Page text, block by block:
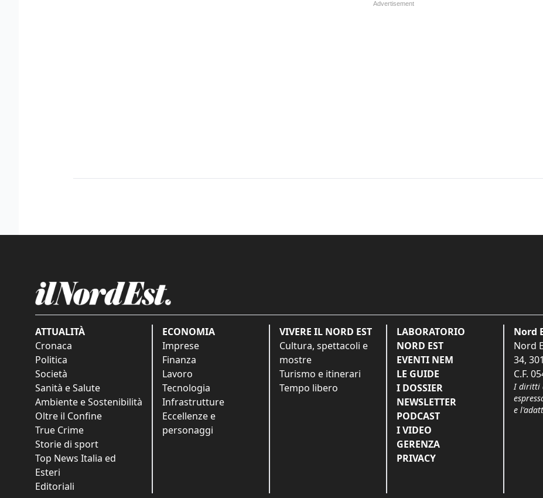
ATTUALITÀ
Cronaca
Politica
Società
Sanità e Salute
Ambiente e Sostenibilità
Oltre il Confine
True Crime
Storie di sport
Top News Italia ed
Esteri
Editoriali
ECONOMIA
Imprese
Finanza
Lavoro
Tecnologia
Infrastrutture
Eccellenze e
personaggi
VIVERE IL NORD EST
Cultura, spettacoli e
mostre
Turismo e itinerari
Tempo libero
LABORATORIO
NORD EST
EVENTI NEM
LE GUIDE
I DOSSIER
NEWSLETTER
PODCAST
I VIDEO
GERENZA
PRIVACY
Nord
Nord
34,
C.F.
I diritti
e